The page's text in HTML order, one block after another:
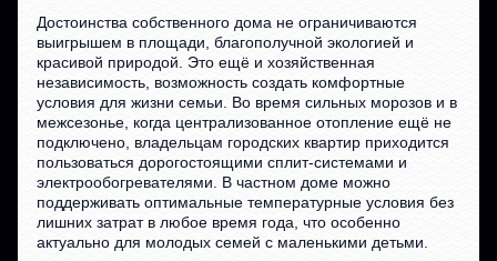
Достоинства собственного дома не ограничиваются
выигрышем в площади, благополучной экологией и
красивой природой. Это ещё и хозяйственная
независимость, возможность создать комфортные
условия для жизни семьи. Во время сильных морозов и в
межсезонье, когда централизованное отопление ещё не
подключено, владельцам городских квартир приходится
пользоваться дорогостоящими сплит-системами и
электрообогревателями. В частном доме можно
поддерживать оптимальные температурные условия без
лишних затрат в любое время года, что особенно
актуально для молодых семей с маленькими детьми.